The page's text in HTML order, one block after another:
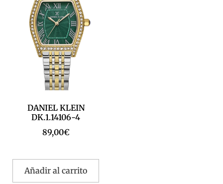
DANIEL KLEIN
DK.1.14106-4
89,00€
Añadir al carrito